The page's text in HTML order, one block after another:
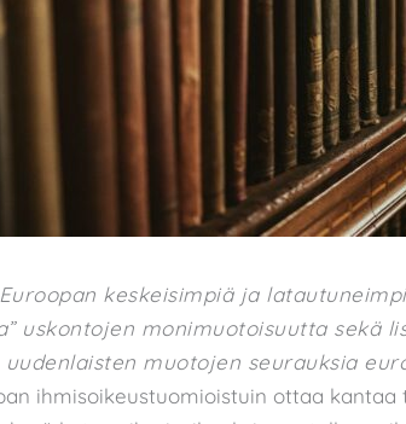
keskeisimpiä ja
uskontojen monimuotoisuutta sekä
uudenlaisten muotojen seurauksia
ihmisoikeustuomioistuin ottaa